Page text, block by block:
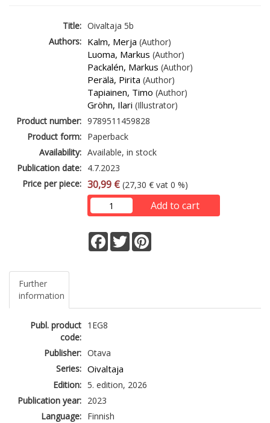
Title: Oivaltaja 5b
Authors: Kalm, Merja (Author)
Luoma, Markus (Author)
Packalén, Markus (Author)
Perälä, Pirita (Author)
Tapiainen, Timo (Author)
Gröhn, Ilari (Illustrator)
Product number: 9789511459828
Product form: Paperback
Availability: Available, in stock
Publication date: 4.7.2023
Price per piece: 30,99 € (27,30 € vat 0 %)
Add to cart
Facebook
Twitter
Further
information
Publ. product
code:
1EG8
Publisher: Otava
Series: Oivaltaja
Edition: 5. edition, 2026
Publication year: 2023
Language: Finnish